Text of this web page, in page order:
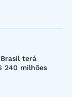
terá
240 milhões